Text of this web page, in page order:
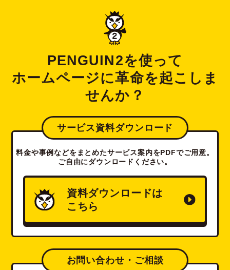
PENGUIN2を使って
ホームページに革命を起こしま
せんか？
サービス資料ダウンロード
料金や事例などをまとめたサービス案内をPDFでご用意。
ご自由にダウンロードください。
資料ダウンロードは
こちら
お問い合わせ・ご相談